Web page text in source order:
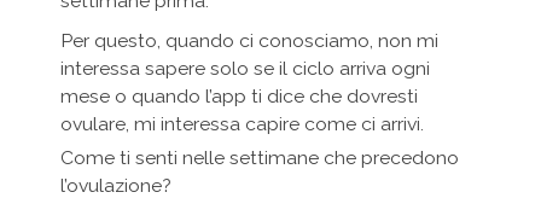
Per questo, quando ci conosciamo, non mi
interessa sapere solo se il ciclo arriva ogni
mese o quando l’app ti dice che dovresti
ovulare, mi interessa capire come ci arrivi.
Come ti senti nelle settimane che precedono
l’ovulazione?